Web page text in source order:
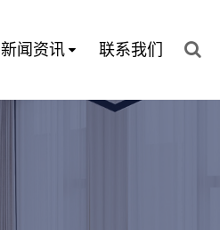
新闻资讯 联系我们